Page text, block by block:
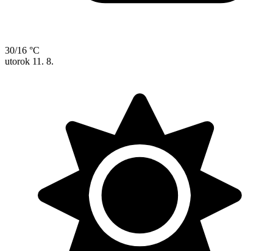
30/16 °C
utorok 11. 8.